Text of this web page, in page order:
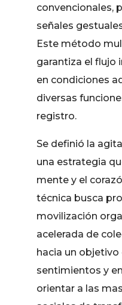
convencionales,
señales
Este método
garantiza el flujo
en condiciones
diversas
registro.
Se definió la
una estrategia
mente y el
técnica busca
movilización
acelerada de
hacia un
sentimientos y
orientar a las